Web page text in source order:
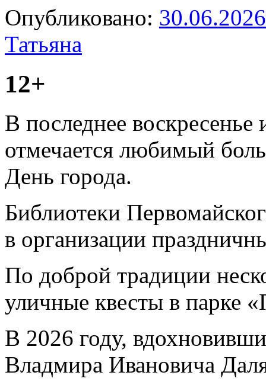
Опубликовано: 30.06.2026
Татьяна
12+
В последнее
отмечается любимый
День города.
Библиотеки
в организации
По доброй традиции
уличные квесты в парке
В 2026 году,
Владмира Ивановича